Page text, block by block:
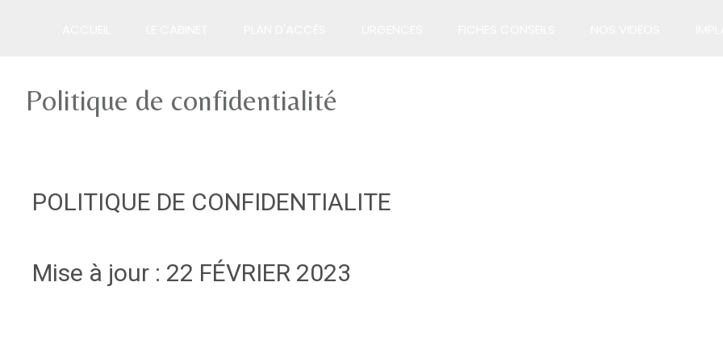
Politique de confidentialité
POLITIQUE DE CONFIDENTIALITE
Mise à jour : 22 FÉVRIER 2023